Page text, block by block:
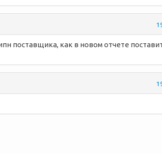
поставщика, как в новом отчете